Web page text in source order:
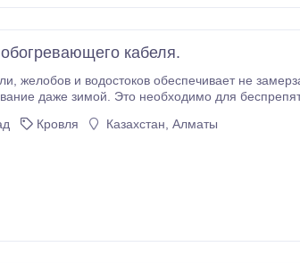
кабеля.
ее
даже зимой. Это необходимо для
Кровля Казахстан, Алматы